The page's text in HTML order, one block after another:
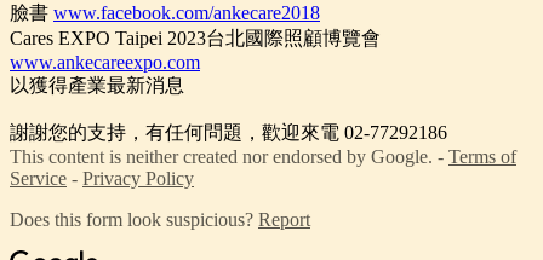
臉書 www.facebook.com/ankecare2018
Cares EXPO Taipei 2023台北國際照顧博覽會
www.ankecareexpo.com
以獲得產業最新消息
謝謝您的支持，有任何問題，歡迎來電 02-77292186
This content is neither created nor endorsed by Google. - Terms of
Service - Privacy Policy
Does this form look suspicious? Report